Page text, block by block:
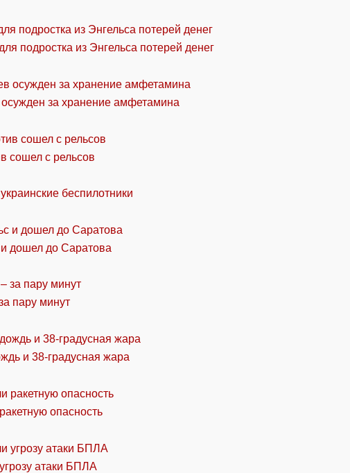
подростка из Энгельса потерей денег
за хранение амфетамина
сошел с рельсов
беспилотники
дошел до Саратова
пару минут
и 38-градусная жара
опасность
атаки БПЛА